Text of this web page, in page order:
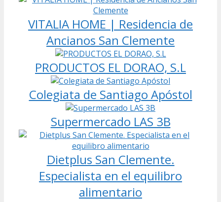
VITALIA HOME | Residencia de
Ancianos San Clemente
PRODUCTOS EL DORAO, S.L
Colegiata de Santiago Apóstol
Supermercado LAS 3B
Dietplus San Clemente.
Especialista en el equilibro
alimentario